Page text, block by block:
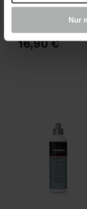
Nur
Foam Pad
16,90 €